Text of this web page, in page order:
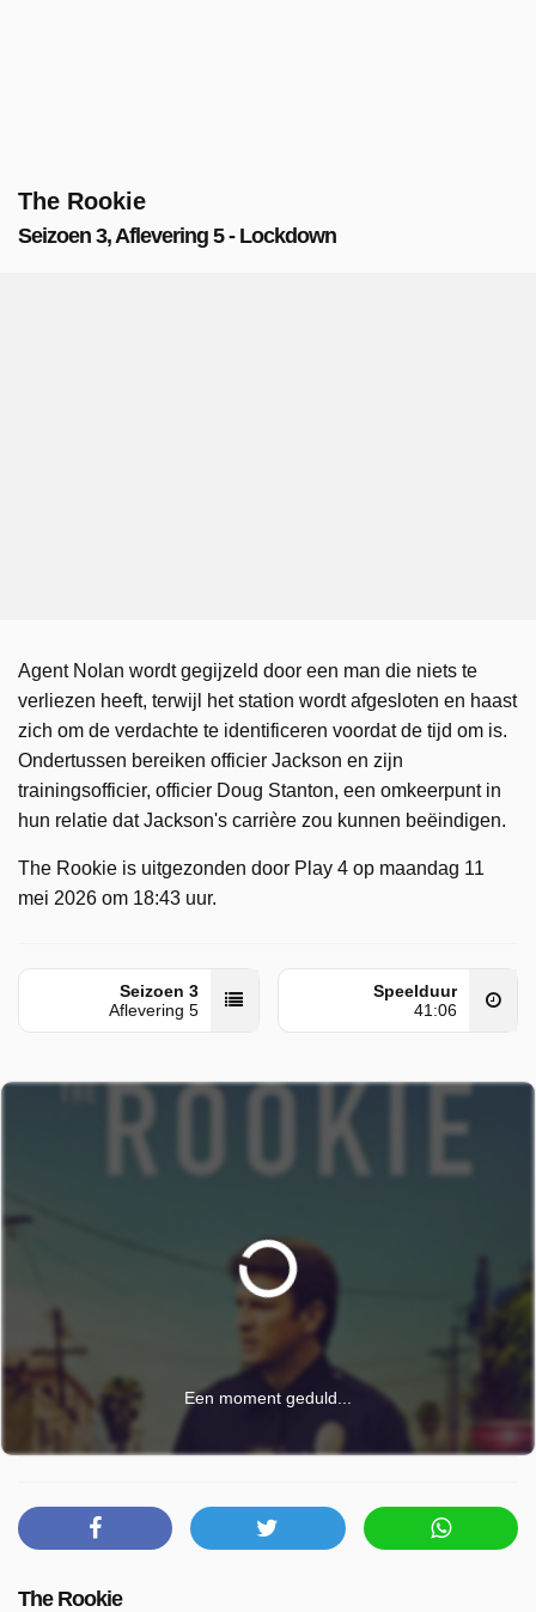
The Rookie
Seizoen 3, Aflevering 5 - Lockdown
Agent Nolan wordt gegijzeld door een man die niets te
verliezen heeft, terwijl het station wordt afgesloten en haast
zich om de verdachte te identificeren voordat de tijd om is.
Ondertussen bereiken officier Jackson en zijn
trainingsofficier, officier Doug Stanton, een omkeerpunt in
hun relatie dat Jackson's carrière zou kunnen beëindigen.
The Rookie is uitgezonden door Play 4 op maandag 11
mei 2026 om 18:43 uur.
Seizoen 3
Aflevering 5
Speelduur
41:06
Een moment geduld...
The Rookie